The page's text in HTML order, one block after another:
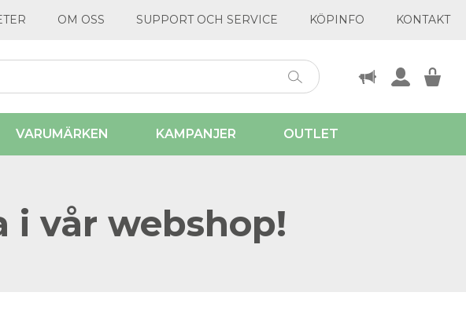
OM OSS SUPPORT OCH SERVICE KÖPINFO KONTAKT
VARUMÄRKEN KAMPANJER OUTLET
i vår webshop!